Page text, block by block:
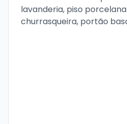
lavanderia, piso
churrasqueira, portão